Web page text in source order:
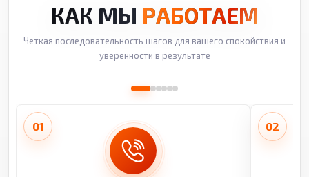
КАК МЫ РАБОТАЕМ
Четкая последовательность шагов для вашего спокойствия и
уверенности в результате
01 02